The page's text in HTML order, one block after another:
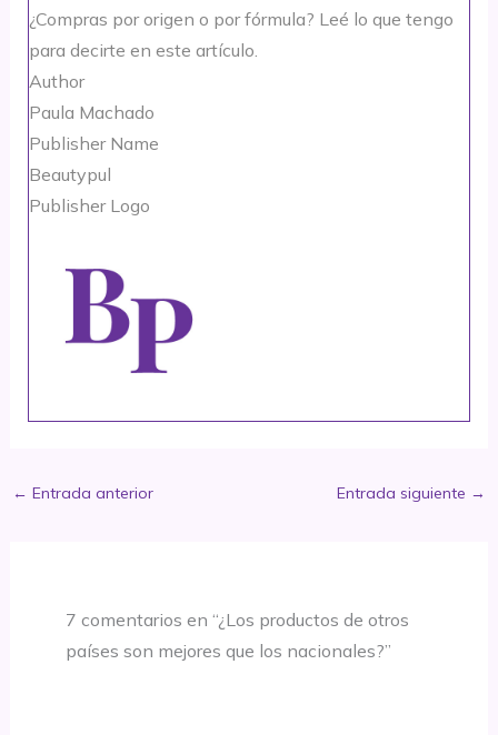
¿Compras por origen o por fórmula? Leé lo que tengo
para decirte en este artículo.
Author
Paula Machado
Publisher Name
Beautypul
Publisher Logo
← Entrada anterior Entrada siguiente →
7 comentarios en “¿Los productos de otros
países son mejores que los nacionales?”